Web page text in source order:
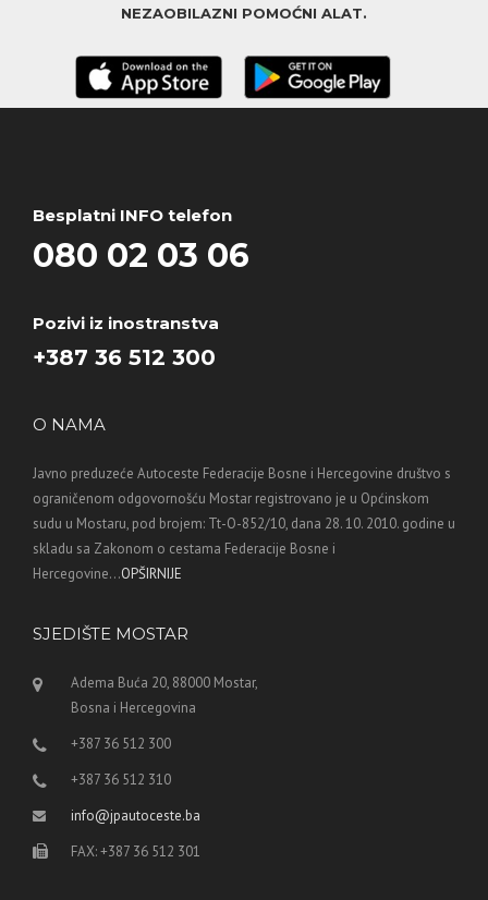
NEZAOBILAZNI POMOĆNI ALAT.
Besplatni INFO telefon
080 02 03 06
Pozivi iz inostranstva
+387 36 512 300
O NAMA
Javno preduzeće Autoceste Federacije Bosne i Hercegovine društvo s
ograničenom odgovornošću Mostar registrovano je u Općinskom
sudu u Mostaru, pod brojem: Tt-O-852/10, dana 28. 10. 2010. godine u
skladu sa Zakonom o cestama Federacije Bosne i
Hercegovine...OPŠIRNIJE
SJEDIŠTE MOSTAR
Adema Buća 20, 88000 Mostar,
Bosna i Hercegovina
+387 36 512 300
+387 36 512 310
info@jpautoceste.ba
FAX: +387 36 512 301